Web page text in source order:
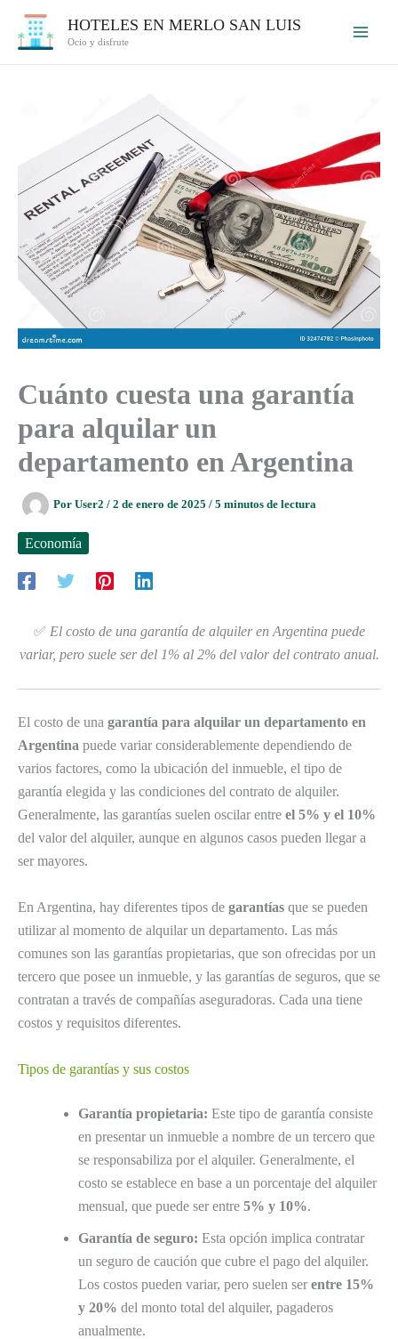
HOTELES EN MERLO SAN LUIS
Ocio y disfrute
Cuánto cuesta una garantía
para alquilar un
departamento en Argentina
Por User2 / 2 de enero de 2025 / 5 minutos de lectura
Economía
✅ El costo de una garantía de alquiler en Argentina puede
variar, pero suele ser del 1% al 2% del valor del contrato anual.
El costo de una garantía para alquilar un departamento en
Argentina puede variar considerablemente dependiendo de
varios factores, como la ubicación del inmueble, el tipo de
garantía elegida y las condiciones del contrato de alquiler.
Generalmente, las garantías suelen oscilar entre el 5% y el 10%
del valor del alquiler, aunque en algunos casos pueden llegar a
ser mayores.
En Argentina, hay diferentes tipos de garantías que se pueden
utilizar al momento de alquilar un departamento. Las más
comunes son las garantías propietarias, que son ofrecidas por un
tercero que posee un inmueble, y las garantías de seguros, que se
contratan a través de compañías aseguradoras. Cada una tiene
costos y requisitos diferentes.
Tipos de garantías y sus costos
Garantía propietaria: Este tipo de garantía consiste
en presentar un inmueble a nombre de un tercero que
se responsabiliza por el alquiler. Generalmente, el
costo se establece en base a un porcentaje del alquiler
mensual, que puede ser entre 5% y 10%.
Garantía de seguro: Esta opción implica contratar
un seguro de caución que cubre el pago del alquiler.
Los costos pueden variar, pero suelen ser entre 15%
y 20% del monto total del alquiler, pagaderos
anualmente.